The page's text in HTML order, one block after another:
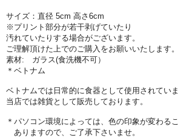
サイズ：直径 5cm 高さ6cm
※プリント部分が若干剥げていたり
汚れていたりする場合がございます。
ご理解頂けた上でのご購入をお願いいたします。
素材: ガラス(食洗機不可）
＊ベトナム
ベトナムでは日常的に食器として使用されてい
当店では雑貨として販売しております。
＊パソコン環境によっては、色の印象が変わる
ありますので、ご了承下さいませ。